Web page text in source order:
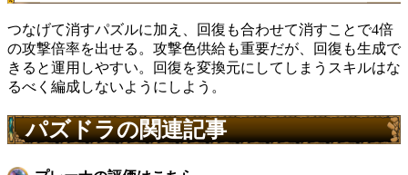
つなげて消すパズルに加え、回復も合わせて消すことで4倍
の攻撃倍率を出せる。攻撃色供給も重要だが、回復も生成で
きると運用しやすい。回復を変換元にしてしまうスキルはな
るべく編成しないようにしよう。
パズドラの関連記事